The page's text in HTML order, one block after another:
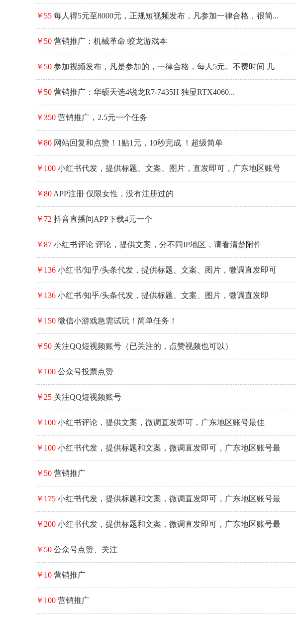
￥55 每人得5元至8000元，正规短视频发布，凡参加一律合格，很简...
￥50 营销推广：机械革命 蛟龙游戏本
￥50 参加视频发布，凡是参加的，一律合格，每人5元。不费时间 几
分...
￥50 营销推广：华硕天选4锐龙R7-7435H 独显RTX4060...
￥350 营销推广，2.5元一个任务
￥80 网站回复和点赞！1贴1元，10秒完成 ！超级简单
￥100 小红书代发，提供标题、文案、图片，直发即可，广东地区账号
最佳
￥80 APP注册 仅限女性，没有注册过的
￥72 抖音直播间APP下载4元一个
￥87 小红书评论 评论，提供文案，分不同IP地区，请看清楚附件
￥136 小红书/知乎/头条代发，提供标题、文案、图片，微调直发即可
￥136 小红书/知乎/头条代发，提供标题、文案、图片，微调直发即
可，...
￥150 微信小游戏急需试玩！简单任务！
￥50 关注QQ短视频账号（已关注的，点赞视频也可以）
￥100 公众号投票点赞
￥25 关注QQ短视频账号
￥100 小红书评论，提供文案，微调直发即可，广东地区账号最佳
￥100 小红书代发，提供标题和文案，微调直发即可，广东地区账号最
佳
￥50 营销推广
￥175 小红书代发，提供标题和文案，微调直发即可，广东地区账号最
佳
￥200 小红书代发，提供标题和文案，微调直发即可，广东地区账号最
佳
￥50 公众号点赞、关注
￥10 营销推广
￥100 营销推广